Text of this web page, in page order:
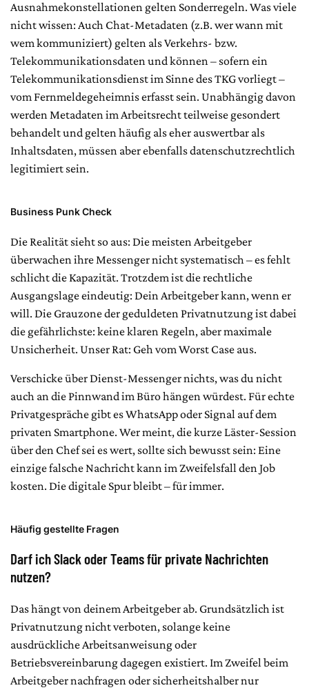
Ausnahmekonstellationen gelten Sonderregeln. Was viele
nicht wissen: Auch Chat-Metadaten (z.B. wer wann mit
wem kommuniziert) gelten als Verkehrs- bzw.
Telekommunikationsdaten und können – sofern ein
Telekommunikationsdienst im Sinne des TKG vorliegt –
vom Fernmeldegeheimnis erfasst sein. Unabhängig davon
werden Metadaten im Arbeitsrecht teilweise gesondert
behandelt und gelten häufig als eher auswertbar als
Inhaltsdaten, müssen aber ebenfalls datenschutzrechtlich
legitimiert sein.
Business Punk Check
Die Realität sieht so aus: Die meisten Arbeitgeber
überwachen ihre Messenger nicht systematisch – es fehlt
schlicht die Kapazität. Trotzdem ist die rechtliche
Ausgangslage eindeutig: Dein Arbeitgeber kann, wenn er
will. Die Grauzone der geduldeten Privatnutzung ist dabei
die gefährlichste: keine klaren Regeln, aber maximale
Unsicherheit. Unser Rat: Geh vom Worst Case aus.
Verschicke über Dienst-Messenger nichts, was du nicht
auch an die Pinnwand im Büro hängen würdest. Für echte
Privatgespräche gibt es WhatsApp oder Signal auf dem
privaten Smartphone. Wer meint, die kurze Läster-Session
über den Chef sei es wert, sollte sich bewusst sein: Eine
einzige falsche Nachricht kann im Zweifelsfall den Job
kosten. Die digitale Spur bleibt – für immer.
Häufig gestellte Fragen
Darf ich Slack oder Teams für private Nachrichten
nutzen?
Das hängt von deinem Arbeitgeber ab. Grundsätzlich ist
Privatnutzung nicht verboten, solange keine
ausdrückliche Arbeitsanweisung oder
Betriebsvereinbarung dagegen existiert. Im Zweifel beim
Arbeitgeber nachfragen oder sicherheitshalber nur